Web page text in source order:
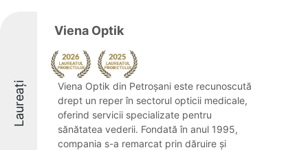
Laureați
Viena Optik
Viena Optik din Petroșani este recunoscută
drept un reper în sectorul opticii medicale,
oferind servicii specializate pentru
sănătatea vederii. Fondată în anul 1995,
compania s-a remarcat prin dăruire și